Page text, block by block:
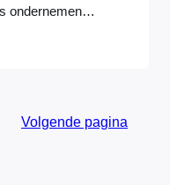
ondernemen?
dan aan het
Volgende pagina